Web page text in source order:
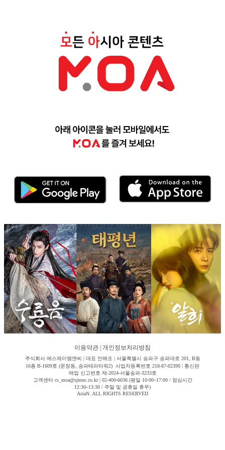
이용약관 개인정보처리방침
주식회사 에스제이엠엔씨 | 대표 안해조 | 서울특별시 송파구 송파대로 201, B동
16층 B-1609호 (문정동, 송파테라타워2) 사업자등록번호 218-87-02390 | 통신판
매업 신고번호 제-2024-서울송파-3233호
고객센터 cs_moa@sjmnc.co.kr | 02-400-6036 (평일 10:00~17:00 / 점심시간
12:30~13:30 / 주말 및 공휴일 휴무)
AsiaN. ALL RIGHTS RESERVED